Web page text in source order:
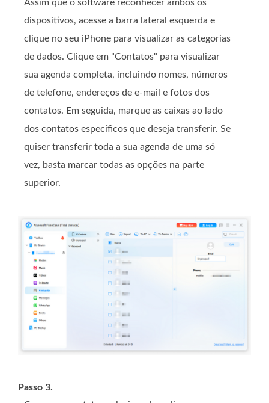
Assim que o software reconhecer ambos os
dispositivos, acesse a barra lateral esquerda e
clique no seu iPhone para visualizar as categorias
de dados. Clique em "Contatos" para visualizar
sua agenda completa, incluindo nomes, números
de telefone, endereços de e-mail e fotos dos
contatos. Em seguida, marque as caixas ao lado
dos contatos específicos que deseja transferir. Se
quiser transferir toda a sua agenda de uma só
vez, basta marcar todas as opções na parte
superior.
Passo 3.